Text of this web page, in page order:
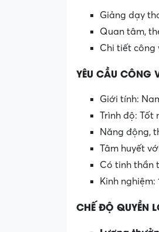
Giảng dạy
Quan tâm,
Chi tiết công
YÊU CẦU CÔNG
Giới tính:
Trình độ: Tốt
Năng động,
Tâm huyết
Có tinh thần
Kinh nghiệm:
CHẾ ĐỘ QUYỀN